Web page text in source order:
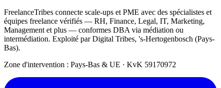
FreelanceTribes connecte scale-ups et PME avec des spécialistes et
équipes freelance vérifiés — RH, Finance, Legal, IT, Marketing,
Management et plus — conformes DBA via médiation ou
intermédiation. Exploité par Digital Tribes, 's-Hertogenbosch (Pays-
Bas).
Zone d'intervention : Pays-Bas & UE · KvK 59170972